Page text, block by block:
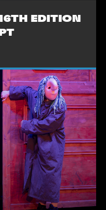
EDITION